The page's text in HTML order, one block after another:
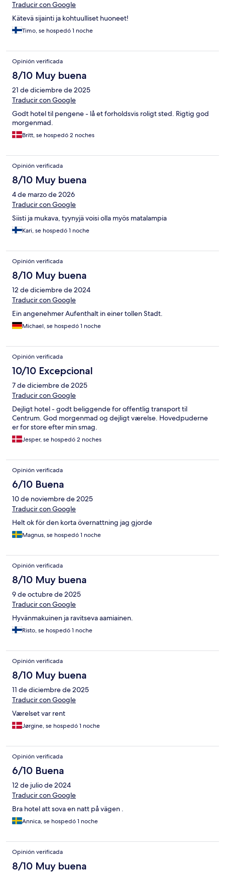
Traducir con Google
Kätevä sijainti ja kohtuulliset huoneet!
Timo, se hospedó 1 noche
Opinión verificada
8/10 Muy buena
21 de diciembre de 2025
Traducir con Google
Godt hotel til pengene - lå et forholdsvis roligt sted. Rigtig god
morgenmad.
Britt, se hospedó 2 noches
Opinión verificada
8/10 Muy buena
4 de marzo de 2026
Traducir con Google
Siisti ja mukava, tyynyjä voisi olla myös matalampia
Kari, se hospedó 1 noche
Opinión verificada
8/10 Muy buena
12 de diciembre de 2024
Traducir con Google
Ein angenehmer Aufenthalt in einer tollen Stadt.
Michael, se hospedó 1 noche
Opinión verificada
10/10 Excepcional
7 de diciembre de 2025
Traducir con Google
Dejligt hotel - godt beliggende for offentlig transport til
Centrum. God morgenmad og dejligt værelse. Hovedpuderne
er for store efter min smag.
Jesper, se hospedó 2 noches
Opinión verificada
6/10 Buena
10 de noviembre de 2025
Traducir con Google
Helt ok för den korta övernattning jag gjorde
Magnus, se hospedó 1 noche
Opinión verificada
8/10 Muy buena
9 de octubre de 2025
Traducir con Google
Hyvänmakuinen ja ravitseva aamiainen.
Risto, se hospedó 1 noche
Opinión verificada
8/10 Muy buena
11 de diciembre de 2025
Traducir con Google
Værelset var rent
Jørgine, se hospedó 1 noche
Opinión verificada
6/10 Buena
12 de julio de 2024
Traducir con Google
Bra hotel att sova en natt på vägen .
Annica, se hospedó 1 noche
Opinión verificada
8/10 Muy buena